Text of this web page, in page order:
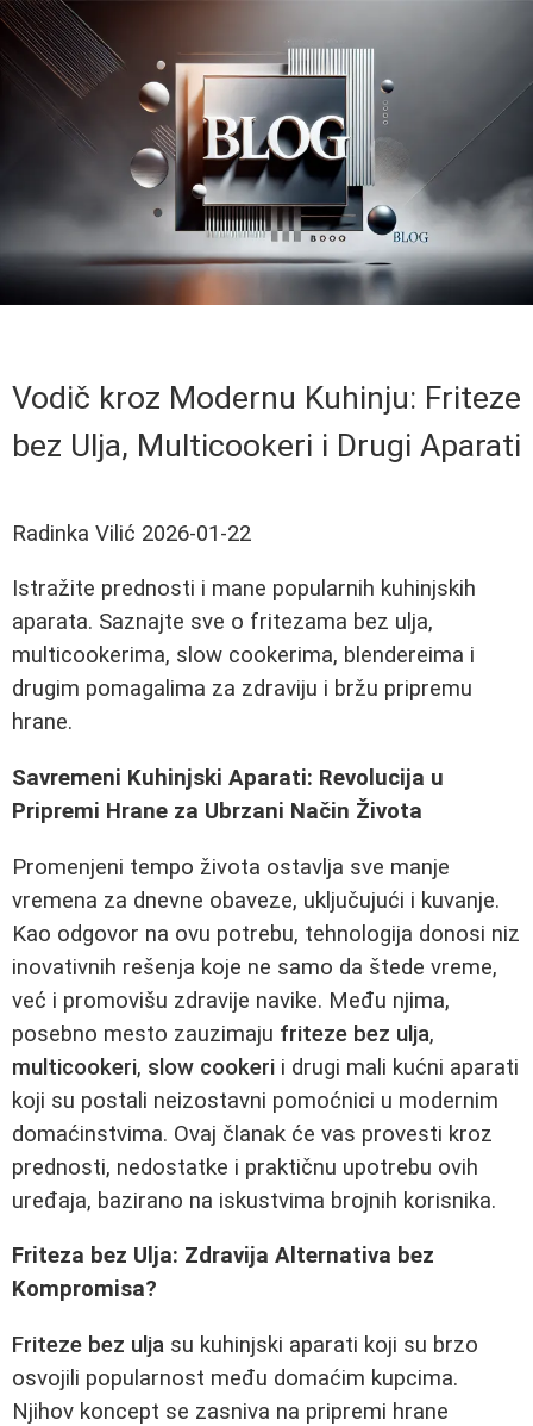
Vodič kroz Modernu Kuhinju: Friteze
bez Ulja, Multicookeri i Drugi Aparati
Radinka Vilić 2026-01-22
Istražite prednosti i mane popularnih kuhinjskih
aparata. Saznajte sve o fritezama bez ulja,
multicookerima, slow cookerima, blendereima i
drugim pomagalima za zdraviju i bržu pripremu
hrane.
Savremeni Kuhinjski Aparati: Revolucija u
Pripremi Hrane za Ubrzani Način Života
Promenjeni tempo života ostavlja sve manje
vremena za dnevne obaveze, uključujući i kuvanje.
Kao odgovor na ovu potrebu, tehnologija donosi niz
inovativnih rešenja koje ne samo da štede vreme,
već i promovišu zdravije navike. Među njima,
posebno mesto zauzimaju friteze bez ulja,
multicookeri, slow cookeri i drugi mali kućni aparati
koji su postali neizostavni pomoćnici u modernim
domaćinstvima. Ovaj članak će vas provesti kroz
prednosti, nedostatke i praktičnu upotrebu ovih
uređaja, bazirano na iskustvima brojnih korisnika.
Friteza bez Ulja: Zdravija Alternativa bez
Kompromisa?
Friteze bez ulja su kuhinjski aparati koji su brzo
osvojili popularnost među domaćim kupcima.
Njihov koncept se zasniva na pripremi hrane